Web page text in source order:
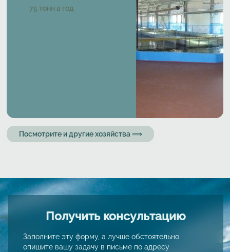
Характеристики
75 тонн в год
Посмотрите и другие хозяйства ⟹
Получить консультацию
Заполните эту форму, а лучше обстоятельно
опишите вашу задачу в письме по адресу